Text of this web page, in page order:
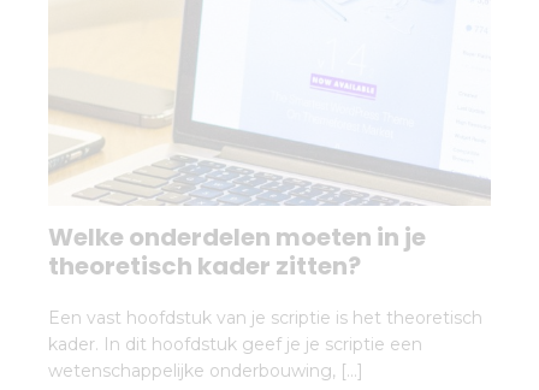
Welke onderdelen moeten in je
theoretisch kader zitten?
Een vast hoofdstuk van je scriptie is het theoretisch
kader. In dit hoofdstuk geef je je scriptie een
wetenschappelijke onderbouwing, […]